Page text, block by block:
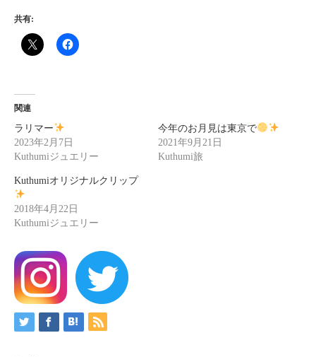
共有:
関連
ラリマー
2023年2月7日
Kuthumiジュエリー
今年のお月見は東京で
2021年9月21日
Kuthumi旅
Kuthumiオリジナルクリップ
2018年4月22日
Kuthumiジュエリー